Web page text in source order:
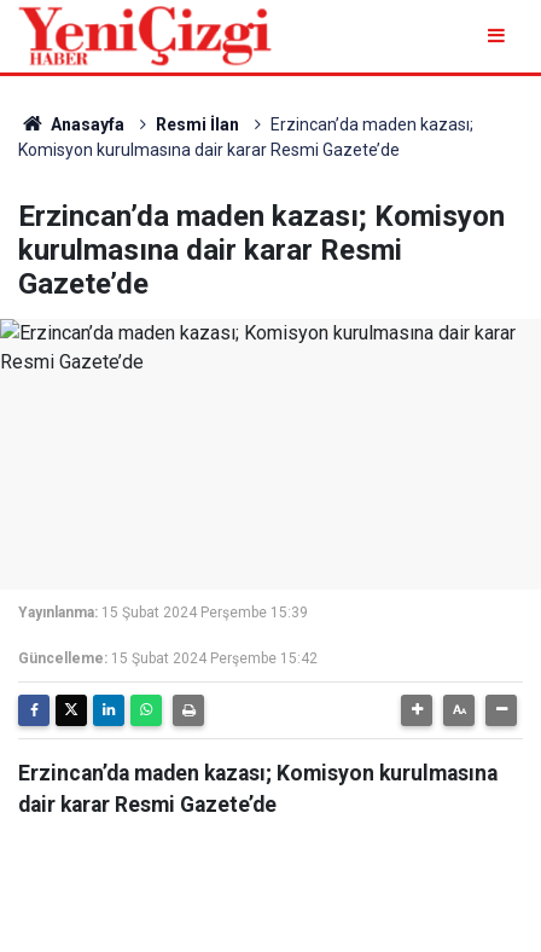
Anasayfa Resmi İlan
Erzincan’da maden kazası;
Komisyon kurulmasına dair karar Resmi Gazete’de
Erzincan’da maden kazası; Komisyon
kurulmasına dair karar Resmi
Gazete’de
Yayınlanma: 15 Şubat 2024 Perşembe 15:39
Güncelleme: 15 Şubat 2024 Perşembe 15:42
Erzincan’da maden kazası; Komisyon kurulmasına
dair karar Resmi Gazete’de